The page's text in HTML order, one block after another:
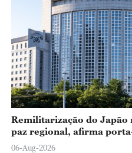
Remilitarização do Japão
paz regional, afirma
06-Aug-2026